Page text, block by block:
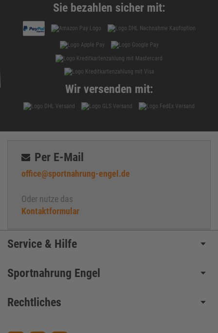
Sie bezahlen sicher mit:
Wir versenden mit:
Per E-Mail
office@sportnahrung-engel.de
Oder nutze das
Kontaktformular
Service & Hilfe
Sportnahrung Engel
Rechtliches